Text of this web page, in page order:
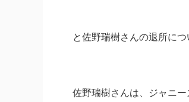
と佐野瑞樹さんの退所につ
佐野瑞樹さんは、ジャニ